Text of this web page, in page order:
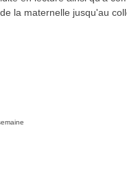
la maternelle jusqu'au